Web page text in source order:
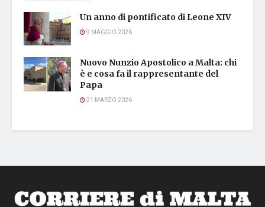
Un anno di pontificato di Leone XIV
9 MAGGIO 2026
Nuovo Nunzio Apostolico a Malta: chi
è e cosa fa il rappresentante del
Papa
21 MARZO 2026